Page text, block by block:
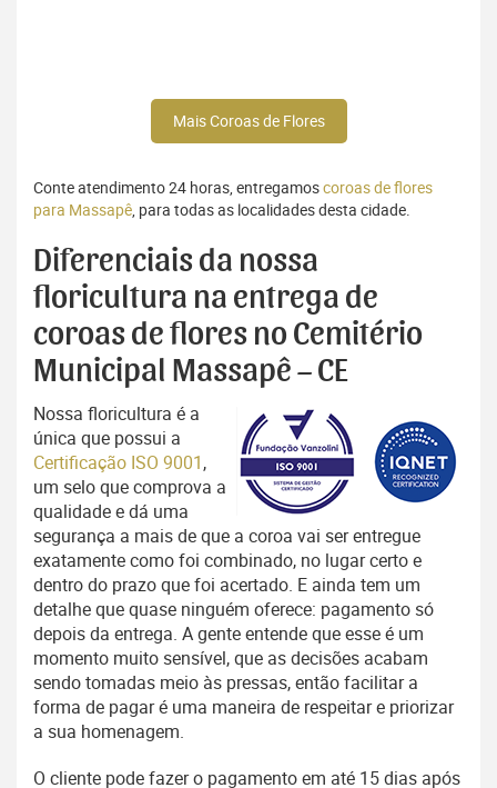
Mais Coroas de Flores
Conte atendimento 24 horas, entregamoscoroas de flores
para Massapê, para todas as localidades desta cidade.
Diferenciais da nossa
floricultura na entrega de
coroas de flores no Cemitério
Municipal Massapê – CE
Nossa floricultura é a
única que possui a
Certificação ISO 9001,
um selo que comprova a
qualidade e dá uma
segurança a mais de que a coroa vai ser entregue
exatamente como foi combinado, no lugar certo e
dentro do prazo que foi acertado. E ainda tem um
detalhe que quase ninguém oferece: pagamento só
depois da entrega. A gente entende que esse é um
momento muito sensível, que as decisões acabam
sendo tomadas meio às pressas, então facilitar a
forma de pagar é uma maneira de respeitar e priorizar
a sua homenagem.
O cliente pode fazer o pagamento em até 15 dias após